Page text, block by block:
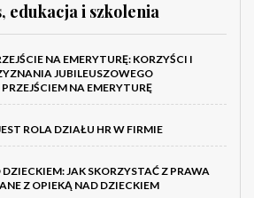
edukacja i szkolenia
NA EMERYTURĘ: KORZYŚCI I
JUBILEUSZOWEGO
NA EMERYTURĘ
ROLA DZIAŁU HR W FIRMIE
JAK SKORZYSTAĆ Z PRAWA
Z OPIEKĄ NAD DZIECKIEM